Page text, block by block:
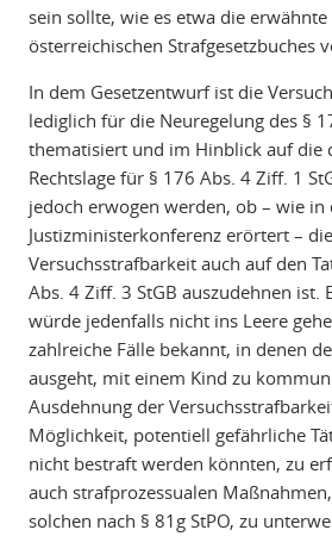
sein sollte, wie es etwa die
österreichischen Strafgesetzbuches
In dem Gesetzentwurf ist die
lediglich für die Neuregelung des §
thematisiert und im Hinblick auf die
Rechtslage für § 176 Abs. 4 Ziff. 1
jedoch erwogen werden, ob – wie
Justizministerkonferenz erörtert – die
Versuchsstrafbarkeit auch auf den
Abs. 4 Ziff. 3 StGB auszudehnen ist.
würde jedenfalls nicht ins Leere
zahlreiche Fälle bekannt, in denen
ausgeht, mit einem Kind zu
Ausdehnung der
Möglichkeit, potentiell gefährliche
nicht bestraft werden könnten, zu
auch strafprozessualen
solchen nach § 81g StPO, zu